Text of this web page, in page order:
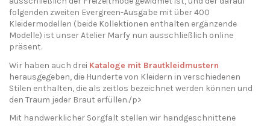
folgenden zweiten Evergreen-Ausgabe mit über 400
Kleidermodellen (beide Kollektionen enthalten ergänzende
Modelle) ist unser Atelier Marfy nun ausschließlich online
präsent.
Wir haben auch drei Kataloge mit Brautkleidmustern
herausgegeben, die Hunderte von Kleidern in verschiedenen
Stilen enthalten, die als zeitlos bezeichnet werden können und
den Traum jeder Braut erfüllen./p>
Mit handwerklicher Sorgfalt stellen wir handgeschnittene